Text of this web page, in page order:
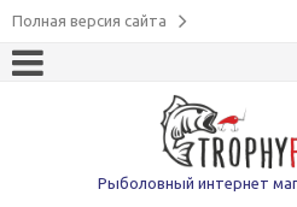
Полная версия сайта
Рыболовный интернет